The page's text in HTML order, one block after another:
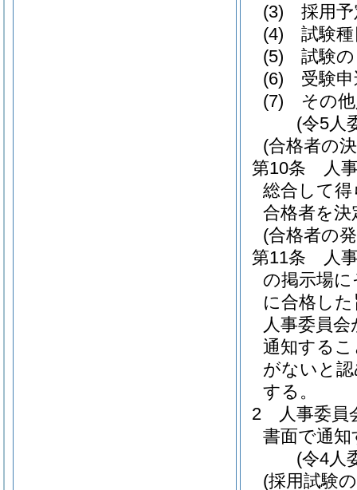
(3)
採用
(4)
試験
(5)
試験
(6)
受験
(7)
その
(令5人
(合格者の
第10条
人
総合して
合格者を
(合格者の
第11条
人
の掲示場
に合格し
人事委員
通知する
がないと
する。
2
人事委
書面で通
(令4人
(採用試験